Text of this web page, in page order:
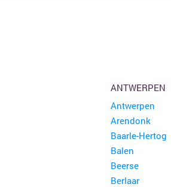
ANTWERPEN
Antwerpen
Arendonk
Baarle-Hertog
Balen
Beerse
Berlaar